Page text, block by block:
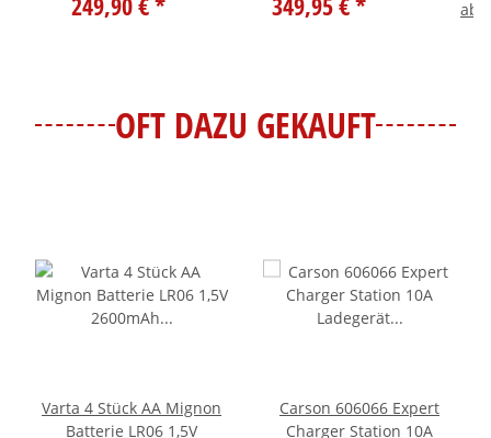
ab
OFT DAZU GEKAUFT
Varta 4 Stück AA Mignon
Batterie LR06 1,5V
Carson 606066 Expert
Charger Station 10A